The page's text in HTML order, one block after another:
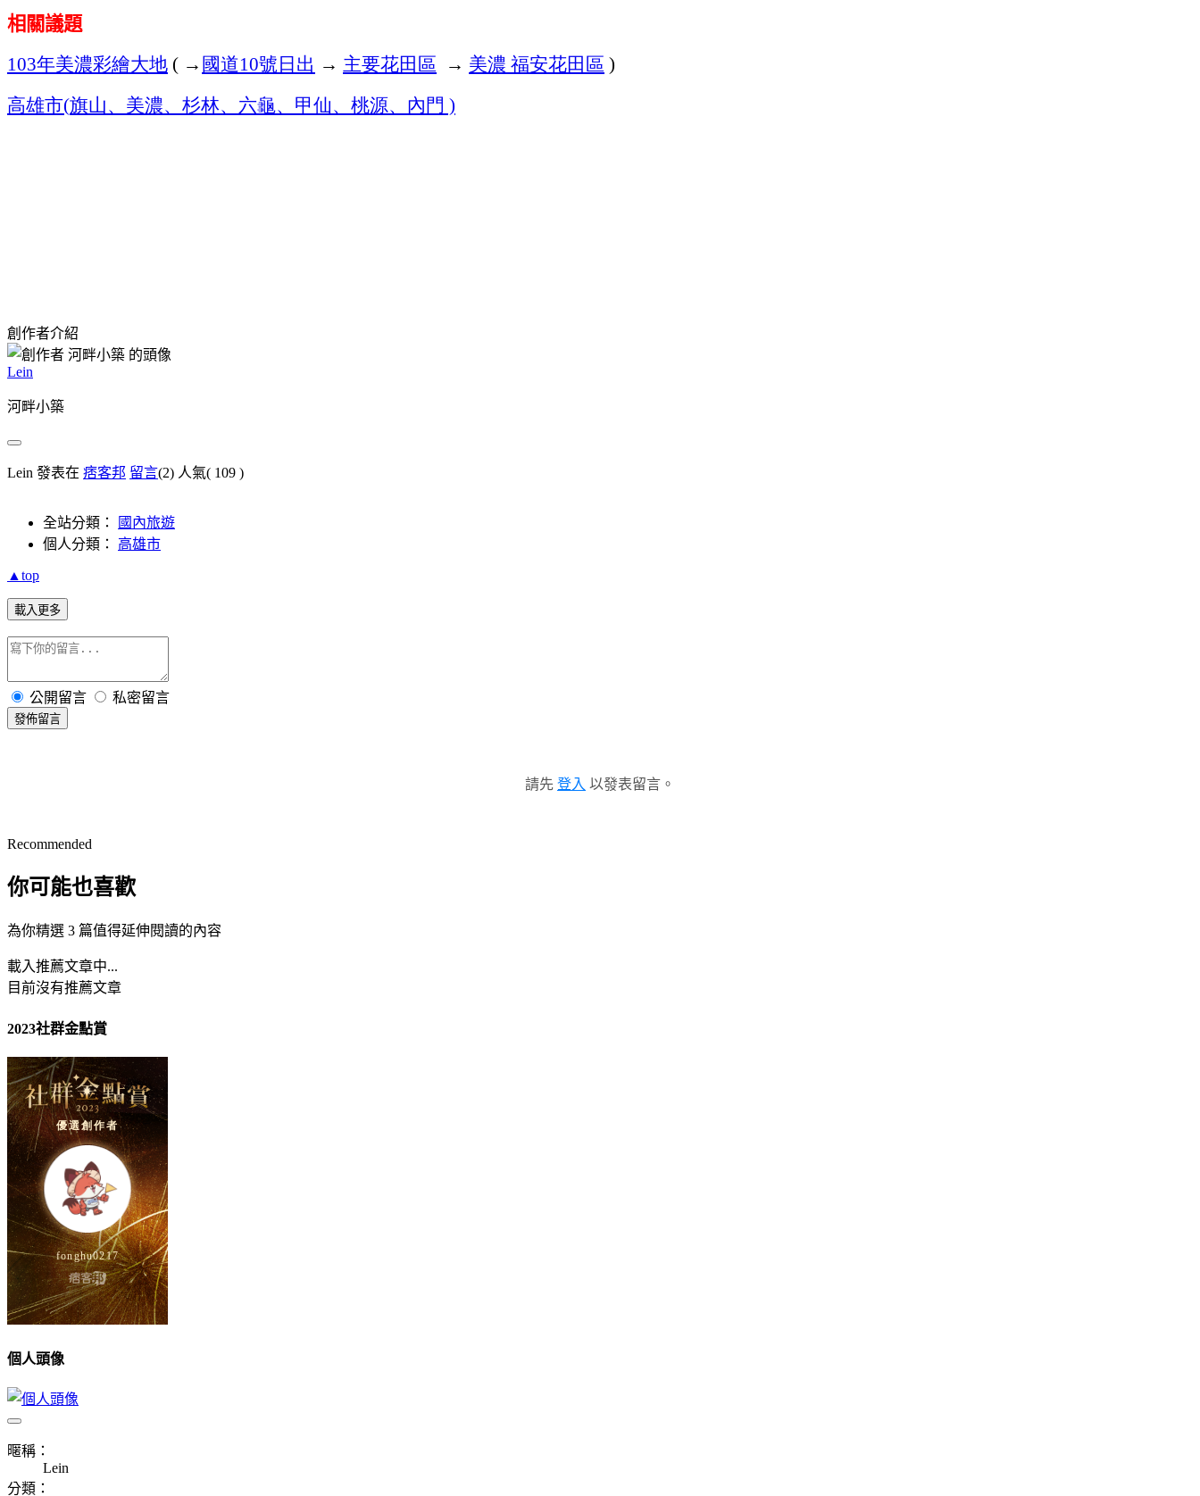
相關議題
103年美濃彩繪大地 ( →國道10號日出 → 主要花田區 → 美濃 福安花田區 )
高雄市(旗山、美濃、杉林、六龜、甲仙、桃源、內門 )
創作者介紹
Lein
河畔小築
Lein 發表在 痞客邦 留言(2) 人氣( 109 )
全站分類：
國內旅遊
個人分類： 高雄市
▲top
載入更多
公開留言 私密留言
發佈留言
請先 登入 以發表留言。
Recommended
你可能也喜歡
為你精選 3 篇值得延伸閱讀的內容
載入推薦文章中...
目前沒有推薦文章
2023社群金點賞
個人頭像
暱稱：
Lein
分類：